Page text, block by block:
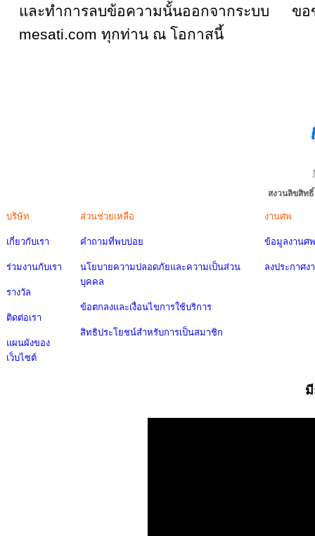
และทำการลบข้อความนั้นออกจากระบบ ขอ
mesati.com ทุกท่าน ณ โอกาสนี้
สงวนลิขสิท
บริษัท
เกี่ยวกับเรา
ร่วมงานกับเรา
รางวัล
ติดต่อเรา
แผนผังของ
เว็บไซต์
ส่วนช่วยเหลือ
คำถามที่พบบ่อย
นโยบายความปลอดภัยและความเป็นส่วน
บุคคล
ข้อตกลงและเงื่อนไขการใช้บริการ
สิทธิประโยชน์สำหรับการเป็นสมาชิก
งานศพ
ข้อมูลงานศพ
ลงประกาศง